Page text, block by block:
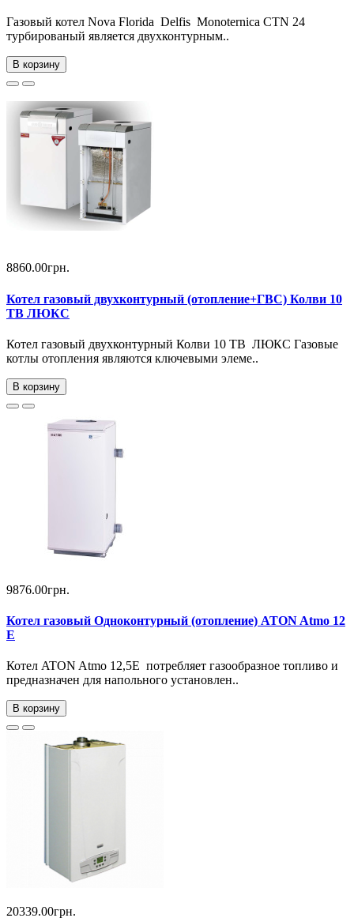
Газовый котел Nova Florida Delfis Monoternica CTN 24
турбированый является двухконтурным..
В корзину
8860.00грн.
Котел газовый двухконтурный (отопление+ГВС) Колви 10
TB ЛЮКС
Котел газовый двухконтурный Колви 10 TB ЛЮКС Газовые
котлы отопления являются ключевыми элеме..
В корзину
9876.00грн.
Котел газовый Одноконтурный (отопление) ATON Atmo 12
Е
Котел ATON Atmo 12,5Е потребляет газообразное топливо и
предназначен для напольного установлен..
В корзину
20339.00грн.